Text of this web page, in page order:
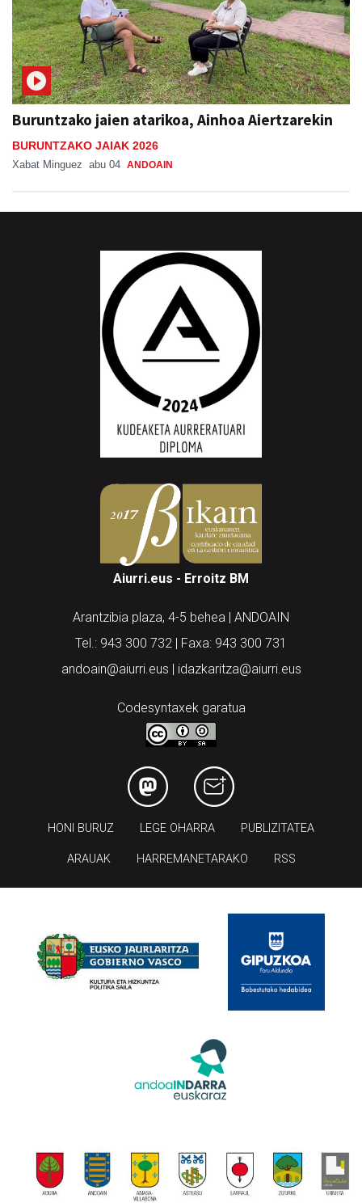
Buruntzako jaien atarikoa, Ainhoa Aiertzarekin
BURUNTZAKO JAIAK 2026
Xabat Minguez abu 04 ANDOAIN
Aiurri.eus - Erroitz BM
Arantzibia plaza, 4-5 behea | ANDOAIN
Tel.: 943 300 732 | Faxa: 943 300 731
andoain@aiurri.eus | idazkaritza@aiurri.eus
Codesyntaxek garatua
HONI BURUZ LEGE OHARRA PUBLIZITATEA
ARAUAK HARREMANETARAKO RSS